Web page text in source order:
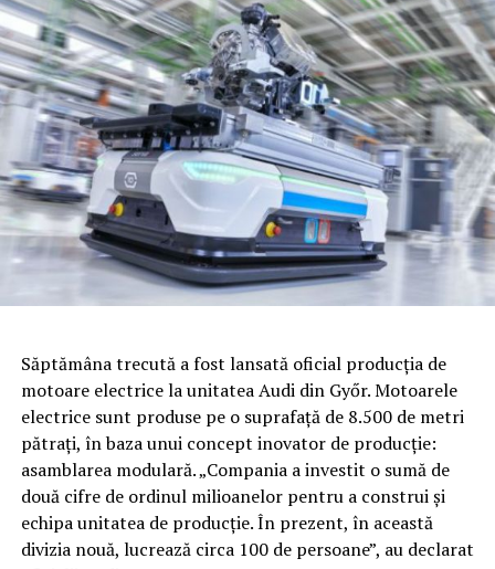
Săptămâna trecută a fost lansată oficial producţia de
motoare electrice la unitatea Audi din Győr. Motoarele
electrice sunt produse pe o suprafaţă de 8.500 de metri
pătraţi, în baza unui concept inovator de producţie:
asamblarea modulară. „Compania a investit o sumă de
două cifre de ordinul milioanelor pentru a construi şi
echipa unitatea de producţie. În prezent, în această
divizia nouă, lucrează circa 100 de persoane”, au declarat